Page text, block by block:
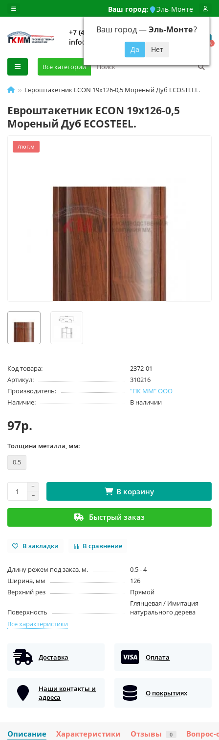
Ваш город: Эль-Монте
Ваш город —Эль-Монте?
+7 (499) 648-92-94
info@evroshtaketnikmoskva.ru
0
Все категории
Евроштакетник ECON 19х126-0,5 Мореный Дуб ECOSTEEL.
Евроштакетник ECON 19х126-0,5
Мореный Дуб ECOSTEEL.
/пог.м
Код товара:
2372-01
Артикул:
310216
Производитель:
"ПК ММ" ООО
Наличие:
В наличии
97р.
Толщина металла, мм:
0.5
В корзину
Быстрый заказ
В закладки В сравнение
Длину режем под заказ, м.
0,5 - 4
Ширина, мм
126
Верхний рез
Прямой
Поверхность
Глянцевая / Имитация
натурального дерева
Все характеристики
Доставка Оплата
Наши контакты и
адреса
О покрытиях
Описание Характеристики Отзывы 0 Вопрос-